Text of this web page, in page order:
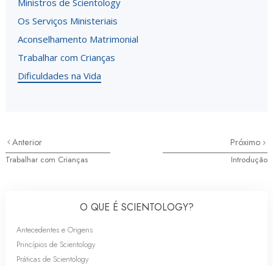
Ministros de Scientology
Os Serviços Ministeriais
Aconselhamento Matrimonial
Trabalhar com Crianças
Dificuldades na Vida
Anterior
Trabalhar com Crianças
Próximo
Introdução
O QUE É SCIENTOLOGY?
Antecedentes e Origens
Princípios de Scientology
Práticas de Scientology